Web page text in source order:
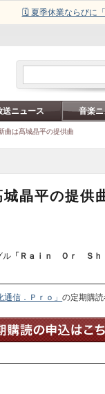
🗓️ 夏季休業ならびに
送ニュース 音楽
曲は髙城晶平の提供曲
城晶平の提供
ル 「Ｒａｉｎ Ｏｒ Ｓｈ
通信．Ｐｒｏ」の定期購